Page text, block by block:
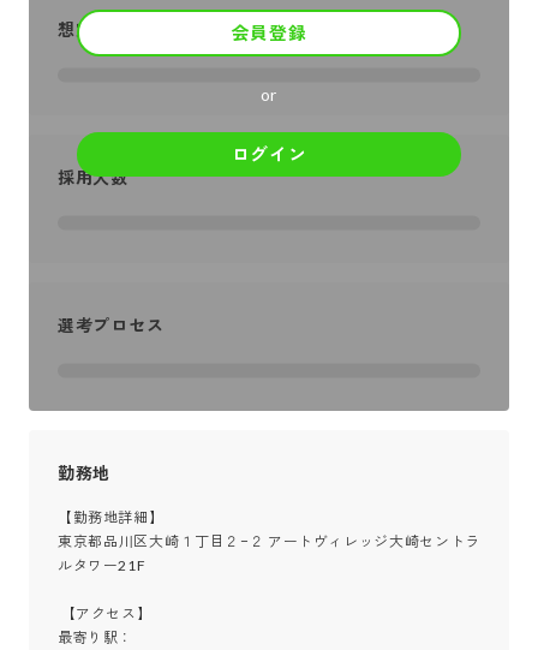
会員登録
or
ログイン
想定年収
採用人数
選考プロセス
勤務地
【勤務地詳細】
東京都品川区大崎１丁目２−２ アートヴィレッジ大崎セントラ
ルタワー21F
最寄り駅：